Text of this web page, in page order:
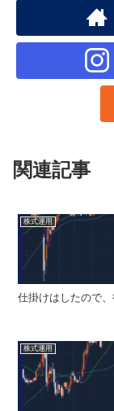
関連記事
株式運用
仕掛けはしたので
株式運用